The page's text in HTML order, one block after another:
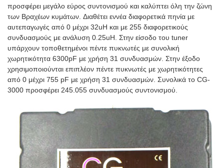
προσφέρει μεγάλο εύρος συντονισμού και καλύπτει όλη την ζώνη
των Βραχέων κυμάτων. Διαθέτει εννέα διαφορετικά πηνία με
αυτεπαγωγές από 0 μέχρι 32uH και με 255 διαφορετικούς
συνδυασμούς με ανάλυση 0.25uH. Στην είσοδο του tuner
υπάρχουν τοποθετημένοι πέντε πυκνωτές με συνολική
χωρητικότητα 6300pF με χρήση 31 συνδυασμών. Στην έξοδο
χρησιμοποιούνται επιπλέον πέντε πυκνωτές με χωρητικότητες
από 0 μέχρι 755 pF με χρήση 31 συνδυασμών. Συνολικά το CG-
3000 προσφέρει 245.055 συνδυασμούς συντονισμού.